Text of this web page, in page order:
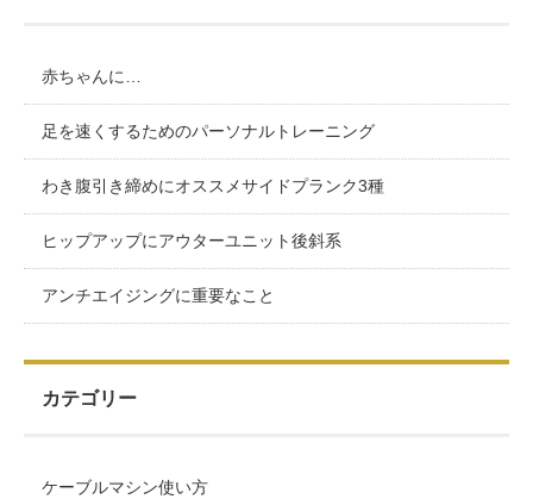
赤ちゃんに…
足を速くするためのパーソナルトレーニング
わき腹引き締めにオススメサイドプランク3種
ヒップアップにアウターユニット後斜系
アンチエイジングに重要なこと
カテゴリー
ケーブルマシン使い方